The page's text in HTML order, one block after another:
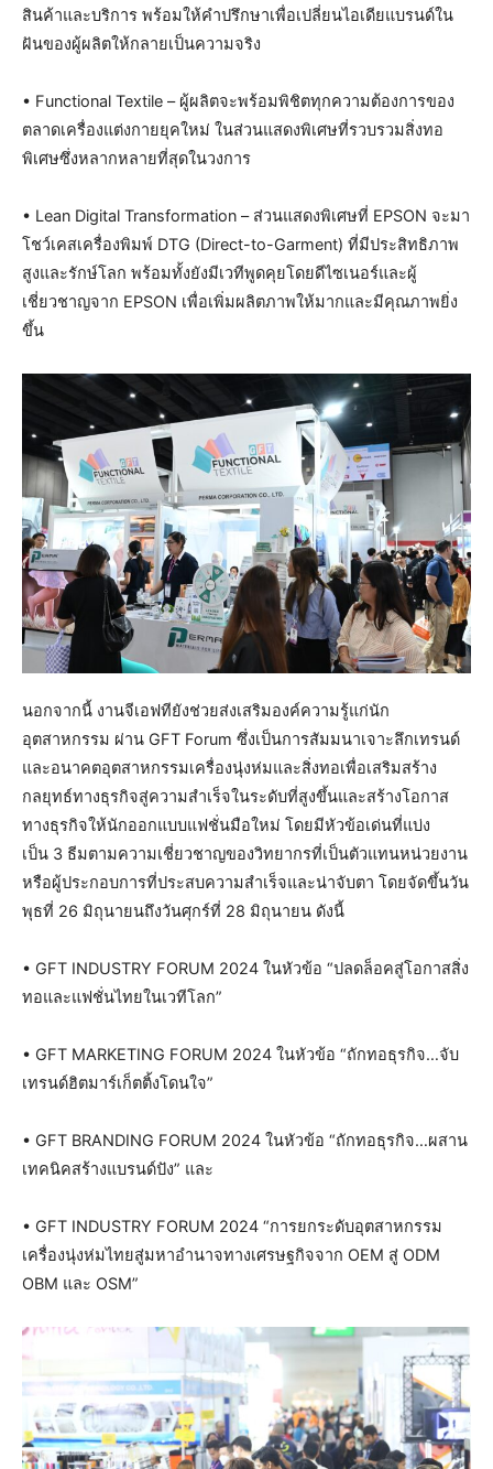
สินค้าและบริการ พร้อมให้คำปรึกษาเพื่อเปลี่ยนไอเดียแบรนด์ใน
ฝันของผู้ผลิตให้กลายเป็นความจริง
• Functional Textile – ผู้ผลิตจะพร้อมพิชิตทุกความต้องการของ
ตลาดเครื่องแต่งกายยุคใหม่ ในส่วนแสดงพิเศษที่รวบรวมสิ่งทอ
พิเศษซึ่งหลากหลายที่สุดในวงการ
• Lean Digital Transformation – ส่วนแสดงพิเศษที่ EPSON จะมา
โชว์เคสเครื่องพิมพ์ DTG (Direct-to-Garment) ที่มีประสิทธิภาพ
สูงและรักษ์โลก พร้อมทั้งยังมีเวทีพูดคุยโดยดีไซเนอร์และผู้
เชี่ยวชาญจาก EPSON เพื่อเพิ่มผลิตภาพให้มากและมีคุณภาพยิ่ง
ขึ้น
นอกจากนี้ งานจีเอฟทียังช่วยส่งเสริมองค์ความรู้แก่นัก
อุตสาหกรรม ผ่าน GFT Forum ซึ่งเป็นการสัมมนาเจาะลึกเทรนด์
และอนาคตอุตสาหกรรมเครื่องนุ่งห่มและสิ่งทอเพื่อเสริมสร้าง
กลยุทธ์ทางธุรกิจสู่ความสำเร็จในระดับที่สูงขึ้นและสร้างโอกาส
ทางธุรกิจให้นักออกแบบแฟชั่นมือใหม่ โดยมีหัวข้อเด่นที่แบ่ง
เป็น 3 ธีมตามความเชี่ยวชาญของวิทยากรที่เป็นตัวแทนหน่วยงาน
หรือผู้ประกอบการที่ประสบความสำเร็จและน่าจับตา โดยจัดขึ้นวัน
พุธที่ 26 มิถุนายนถึงวันศุกร์ที่ 28 มิถุนายน ดังนี้
• GFT INDUSTRY FORUM 2024 ในหัวข้อ “ปลดล็อคสู่โอกาสสิ่ง
ทอและแฟชั่นไทยในเวทีโลก”
• GFT MARKETING FORUM 2024 ในหัวข้อ “ถักทอธุรกิจ…จับ
เทรนด์ฮิตมาร์เก็ตติ้งโดนใจ”
• GFT BRANDING FORUM 2024 ในหัวข้อ “ถักทอธุรกิจ…ผสาน
เทคนิคสร้างแบรนด์ปัง” และ
• GFT INDUSTRY FORUM 2024 “การยกระดับอุตสาหกรรม
เครื่องนุ่งห่มไทยสู่มหาอำนาจทางเศรษฐกิจจาก OEM สู่ ODM
OBM และ OSM”